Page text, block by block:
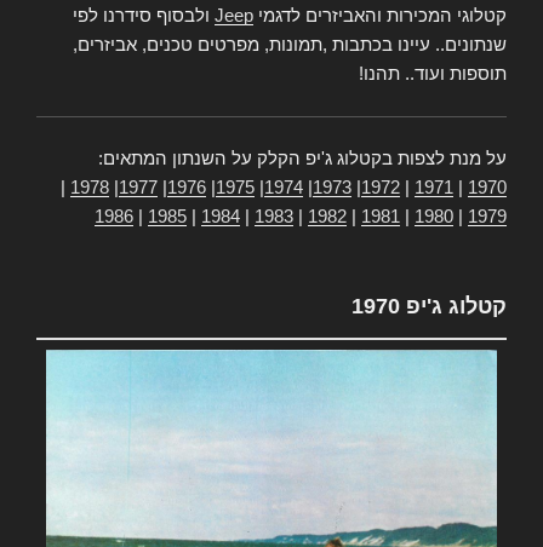
קטלוגי המכירות והאביזרים לדגמי Jeep ולבסוף סידרנו לפי
שנתונים.. עיינו בכתבות ,תמונות, מפרטים טכנים, אביזרים,
תוספות ועוד.. תהנו!
על מנת לצפות בקטלוג ג'יפ הקלק על השנתון המתאים:
1970
1971
1972
1973
1974
1975
1976
1977
1978
1979
1980
1981
1982
1983
1984
1985
1986
קטלוג ג'יפ 1970